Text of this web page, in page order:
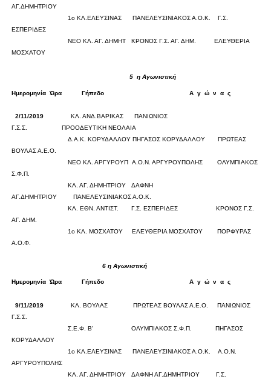
ΑΓ.ΔΗΜΗΤΡΙΟΥ
1ο ΚΛ.ΕΛΕΥΣΙΝΑΣ
ΠΑΝΕΛΕΥΣΙΝΙΑΚΟΣ Α.Ο.Κ.
Γ.Σ.
ΕΣΠΕΡΙΔΕΣ
ΝΕΟ ΚΛ. ΑΓ. ΔΗΜΗΤ
ΚΡΟΝΟΣ Γ.Σ. ΑΓ. ΔΗΜ.
ΕΛΕΥΘΕΡΙΑ
ΜΟΣΧΑΤΟΥ
5 η Αγωνιστική
Ημερομηνία Ώρα Γήπεδο Α γ ώ ν α ς
2/11/2019
ΚΛ. ΑΝΔ.ΒΑΡΙΚΑΣ
ΠΑΝΙΩΝΙΟΣ
Γ.Σ.Σ.
ΠΡΟΟΔΕΥΤΙΚΗ ΝΕΟΛΑΙΑ
Δ.Α.Κ. ΚΟΡΥΔΑΛΛΟΥ ΠΗΓΑΣΟΣ ΚΟΡΥΔΑΛΛΟΥ
ΠΡΩΤΕΑΣ
ΒΟΥΛΑΣ Α.Ε.Ο.
ΝΕΟ ΚΛ. ΑΡΓΥΡΟΥΠ Α.Ο.Ν. ΑΡΓΥΡΟΥΠΟΛΗΣ
ΟΛΥΜΠΙΑΚΟΣ
Σ.Φ.Π.
ΚΛ. ΑΓ. ΔΗΜΗΤΡΙΟΥ
ΔΑΦΝΗ
ΑΓ.ΔΗΜΗΤΡΙΟΥ
ΠΑΝΕΛΕΥΣΙΝΙΑΚΟΣ Α.Ο.Κ.
ΚΛ. ΕΘΝ. ΑΝΤΙΣΤ.
Γ.Σ. ΕΣΠΕΡΙΔΕΣ
ΚΡΟΝΟΣ Γ.Σ.
ΑΓ. ΔΗΜ.
1ο ΚΛ. ΜΟΣΧΑΤΟΥ
ΕΛΕΥΘΕΡΙΑ ΜΟΣΧΑΤΟΥ
ΠΟΡΦΥΡΑΣ
Α.Ο.Φ.
6 η Αγωνιστική
Ημερομηνία Ώρα Γήπεδο Α γ ώ ν α ς
9/11/2019
ΚΛ. ΒΟΥΛΑΣ ΠΡΩΤΕΑΣ ΒΟΥΛΑΣ Α.Ε.Ο.
ΠΑΝΙΩΝΙΟΣ
Γ.Σ.Σ.
Σ.Ε.Φ. Β'
ΟΛΥΜΠΙΑΚΟΣ Σ.Φ.Π.
ΠΗΓΑΣΟΣ
ΚΟΡΥΔΑΛΛΟΥ
1ο ΚΛ.ΕΛΕΥΣΙΝΑΣ
ΠΑΝΕΛΕΥΣΙΝΙΑΚΟΣ Α.Ο.Κ.
Α.Ο.Ν.
ΑΡΓΥΡΟΥΠΟΛΗΣ
ΚΛ. ΑΓ. ΔΗΜΗΤΡΙΟΥ
ΔΑΦΝΗ ΑΓ.ΔΗΜΗΤΡΙΟΥ
Γ.Σ.